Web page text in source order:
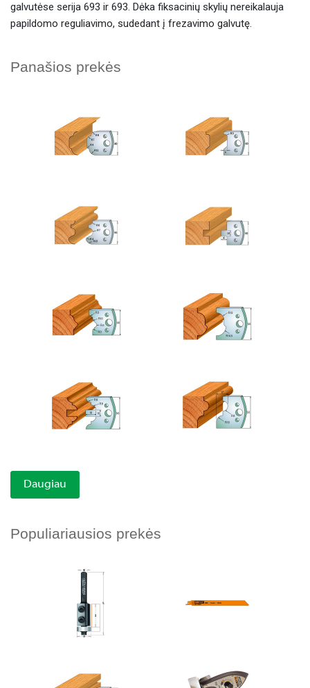
galvutėse serija 693 ir 693. Dėka fiksacinių skylių nereikalauja
papildomo reguliavimo, sudedant į frezavimo galvutę.
Panašios prekės
Daugiau
Populiariausios prekės